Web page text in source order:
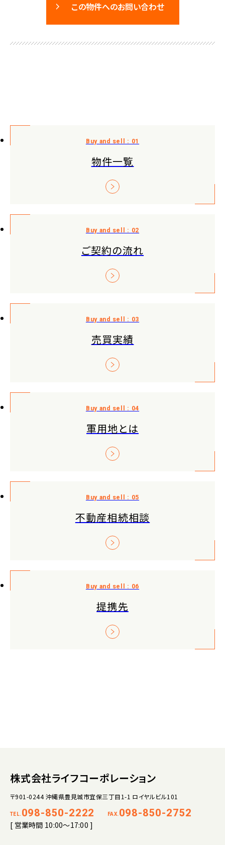
この物件へのお問い合わせ
物件一覧
ご契約の流れ
売買実績
軍用地とは
不動産相続相談
提携先
株式会社ライフコーポレーション
〒901-0244 沖縄県豊見城市宜保三丁目1-1 ロイヤルビル101
TEL. 098-850-2222 FAX. 098-850-2752
[ 営業時間 10:00～17:00 ]